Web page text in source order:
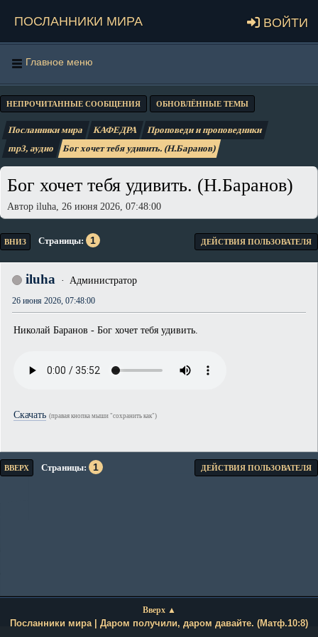
Посланники мира Войти
Главное меню
НЕПРОЧИТАННЫЕ СООБЩЕНИЯ ОБНОВЛЁННЫЕ ТЕМЫ
Посланники мира КАФЕДРА
Проповеди и проповедники
mp3, аудио
Бог хочет тебя удивить. (Н.Баранов)
Бог хочет тебя удивить. (Н.Баранов)
Автор iluha, 26 июня 2026, 07:48:00
ВНИЗ Страницы 1 ДЕЙСТВИЯ ПОЛЬЗОВАТЕЛЯ
iluha Администратор
26 июня 2026, 07:48:00
Николай Баранов - Бог хочет тебя удивить.
Скачать (правая кнопка мыши "сохранить как")
ВВЕРХ Страницы 1 ДЕЙСТВИЯ ПОЛЬЗОВАТЕЛЯ
Вверх ▲
Посланники мира | Даром получили, даром давайте. (Матф.10:8)